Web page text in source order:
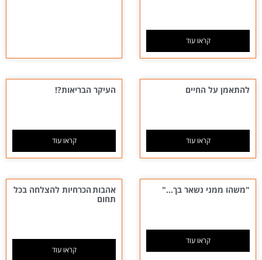
קראו עוד
להתאמן על החיים
קראו עוד
העיקר הבריאות?!
קראו עוד
"משהו ממני נשאר בך…"
קראו עוד
אהבות הכרחיות להצלחה בכל
תחום
קראו עוד